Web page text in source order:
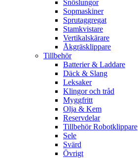
Snöslungor
Sopmaskiner
Sprutaggregat
Stamkvistare
Vertikalskärare
Åkgräsklippare
Tillbehör
Batterier & Laddare
Däck & Slang
Leksaker
Klingor och tråd
Myggfritt
Olja & Kem
Reservdelar
Tillbehör Robotklippare
Sele
Svärd
Övrigt